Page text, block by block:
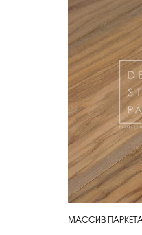
КУПИТЬ
МАССИВ ПАРКЕТА